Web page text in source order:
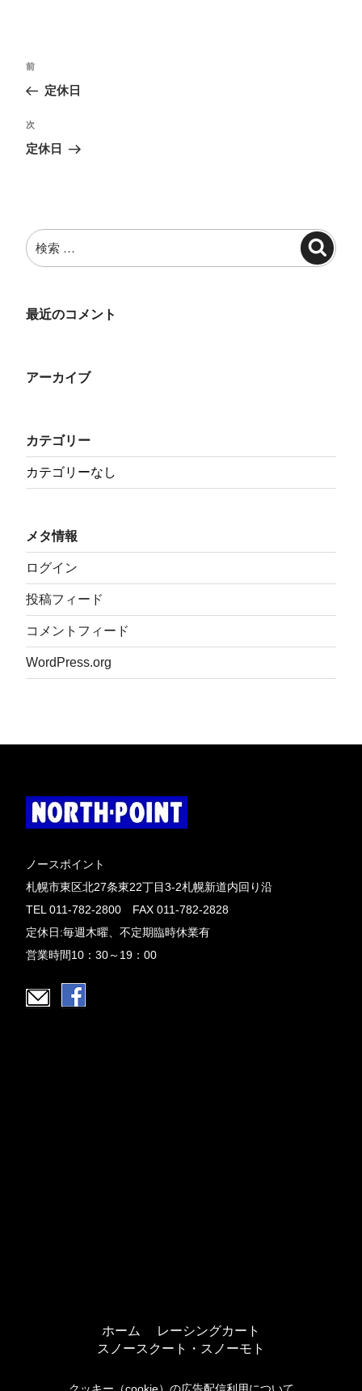
投
ビ
ゲ
ン
過
去
投
稿
前
定休日
次
の
次
定休日
検
索:
検
索
最近のコメント
アーカイブ
カテゴリー
カテゴリーなし
メタ情報
ログイン
投稿フィード
コメントフィード
WordPress.org
ノースポイント
札幌市東区北27条東22丁目3-2札幌新道内回り沿
TEL 011-782-2800 FAX 011-782-2828
定休日:毎週木曜、不定期臨時休業有
営業時間10：30～19：00
ホーム
レーシングカート
スノースクート・スノーモト